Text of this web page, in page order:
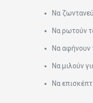
Να
Να ρωτούν
Να αφήνουν
Να μιλούν
Να